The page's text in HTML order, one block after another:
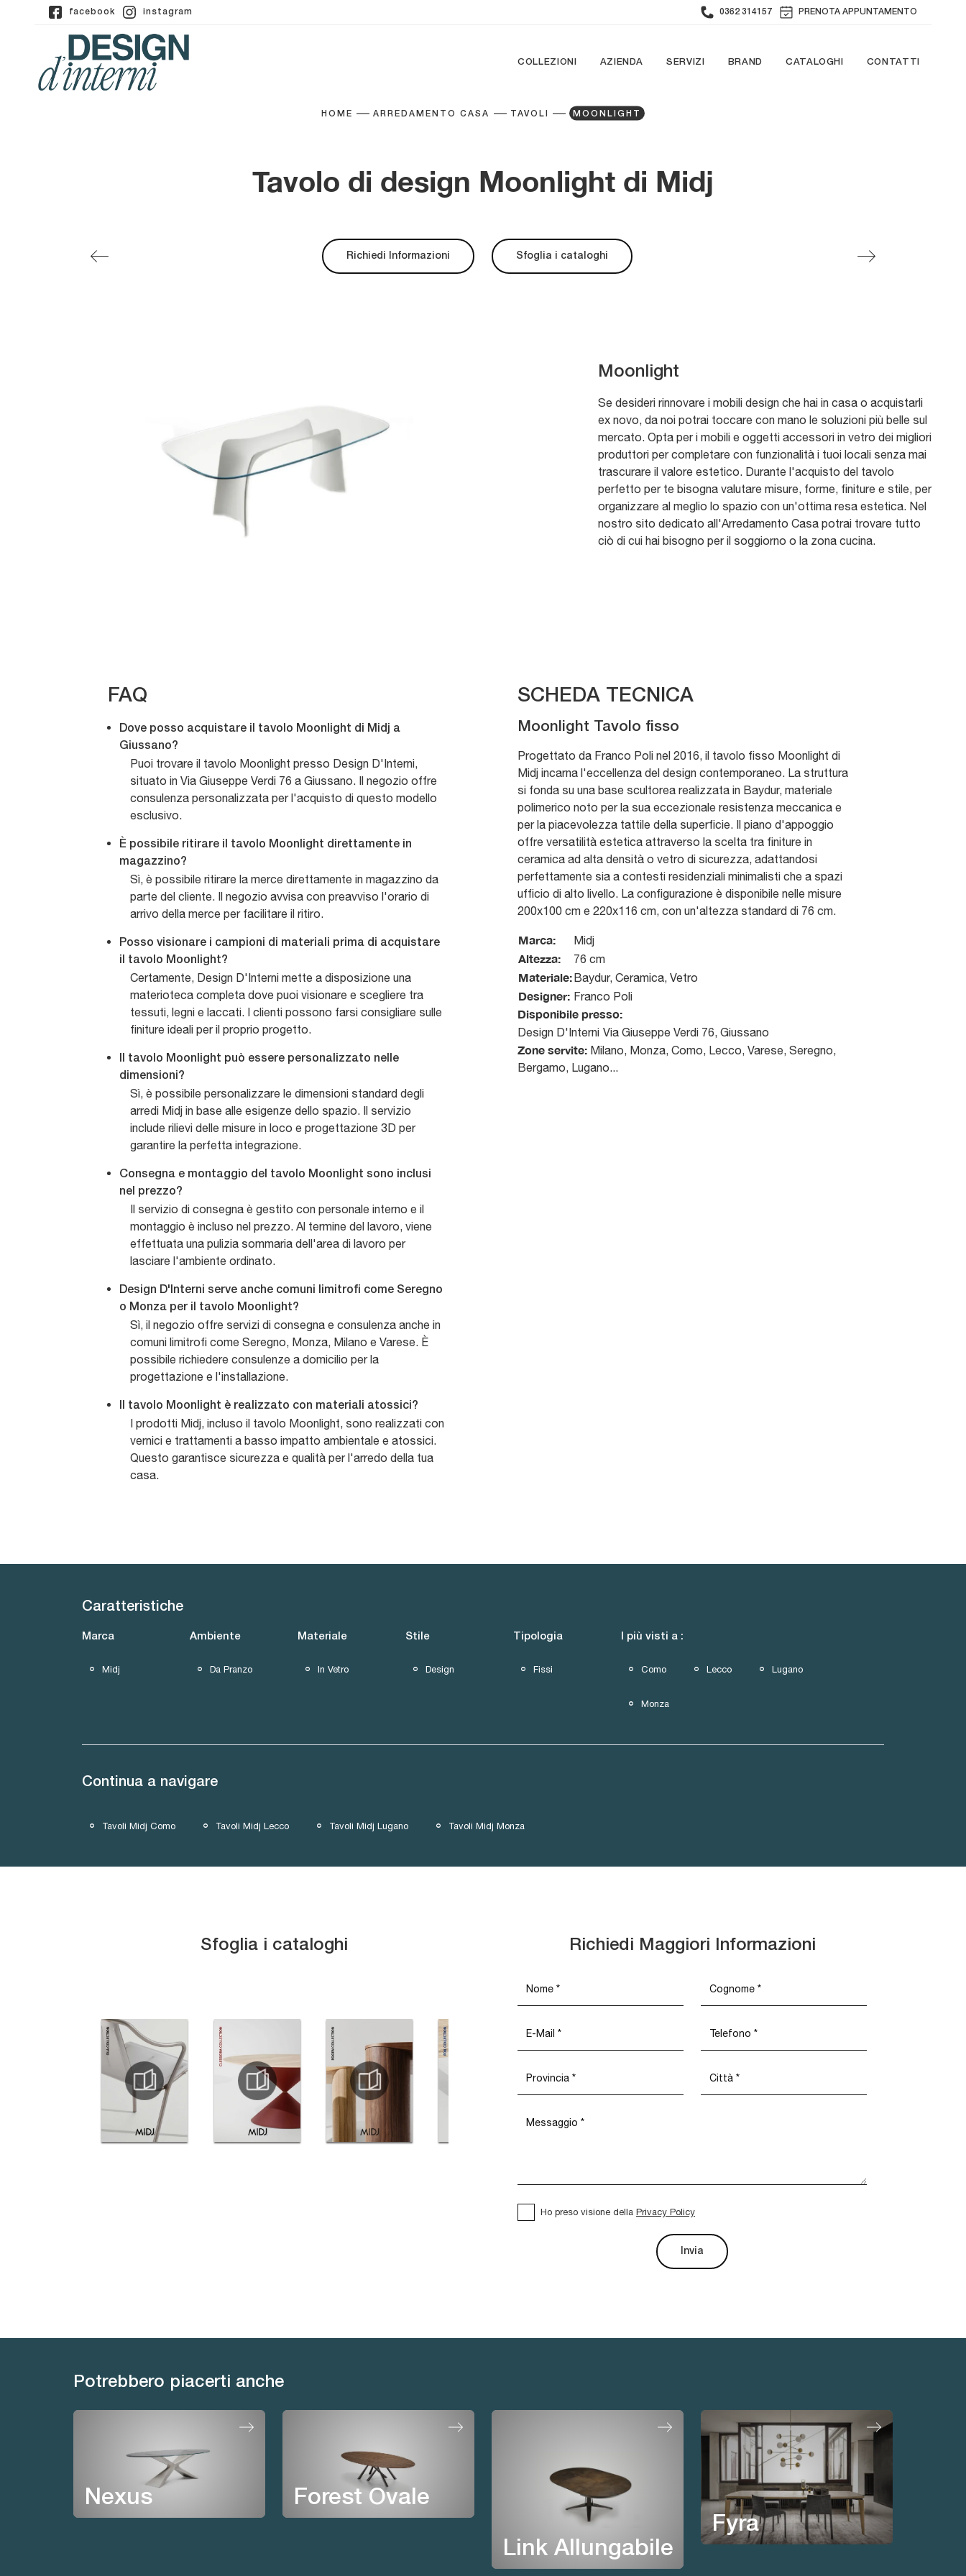
facebook instagram 0362 314157 PRENOTA APPUNTAMENTO
COLLEZIONI AZIENDA SERVIZI BRAND CATALOGHI CONTATTI
HOME ARREDAMENTO CASA TAVOLI MOONLIGHT
Tavolo di design Moonlight di Midj
Richiedi Informazioni Sfoglia i cataloghi
Moonlight
Se desideri rinnovare i mobili design che hai in casa o acquistarli
ex novo, da noi potrai toccare con mano le soluzioni più belle sul
mercato. Opta per i mobili e oggetti accessori in vetro dei migliori
produttori per completare con funzionalità i tuoi locali senza mai
trascurare il valore estetico. Durante l'acquisto del tavolo
perfetto per te bisogna valutare misure, forme, finiture e stile, per
organizzare al meglio lo spazio con un'ottima resa estetica. Nel
nostro sito dedicato all'Arredamento Casa potrai trovare tutto
ciò di cui hai bisogno per il soggiorno o la zona cucina.
FAQ
Dove posso acquistare il tavolo Moonlight di Midj a
Giussano?
Puoi trovare il tavolo Moonlight presso Design D'Interni,
situato in Via Giuseppe Verdi 76 a Giussano. Il negozio offre
consulenza personalizzata per l'acquisto di questo modello
esclusivo.
È possibile ritirare il tavolo Moonlight direttamente in
magazzino?
Sì, è possibile ritirare la merce direttamente in magazzino da
parte del cliente. Il negozio avvisa con preavviso l'orario di
arrivo della merce per facilitare il ritiro.
Posso visionare i campioni di materiali prima di acquistare
il tavolo Moonlight?
Certamente, Design D'Interni mette a disposizione una
materioteca completa dove puoi visionare e scegliere tra
tessuti, legni e laccati. I clienti possono farsi consigliare sulle
finiture ideali per il proprio progetto.
Il tavolo Moonlight può essere personalizzato nelle
dimensioni?
Sì, è possibile personalizzare le dimensioni standard degli
arredi Midj in base alle esigenze dello spazio. Il servizio
include rilievi delle misure in loco e progettazione 3D per
garantire la perfetta integrazione.
Consegna e montaggio del tavolo Moonlight sono inclusi
nel prezzo?
Il servizio di consegna è gestito con personale interno e il
montaggio è incluso nel prezzo. Al termine del lavoro, viene
effettuata una pulizia sommaria dell'area di lavoro per
lasciare l'ambiente ordinato.
Design D'Interni serve anche comuni limitrofi come Seregno
o Monza per il tavolo Moonlight?
Sì, il negozio offre servizi di consegna e consulenza anche in
comuni limitrofi come Seregno, Monza, Milano e Varese. È
possibile richiedere consulenze a domicilio per la
progettazione e l'installazione.
Il tavolo Moonlight è realizzato con materiali atossici?
I prodotti Midj, incluso il tavolo Moonlight, sono realizzati con
vernici e trattamenti a basso impatto ambientale e atossici.
Questo garantisce sicurezza e qualità per l'arredo della tua
casa.
SCHEDA TECNICA
Moonlight Tavolo fisso
Progettato da Franco Poli nel 2016, il tavolo fisso Moonlight di
Midj incarna l'eccellenza del design contemporaneo. La struttura
si fonda su una base scultorea realizzata in Baydur, materiale
polimerico noto per la sua eccezionale resistenza meccanica e
per la piacevolezza tattile della superficie. Il piano d'appoggio
offre versatilità estetica attraverso la scelta tra finiture in
ceramica ad alta densità o vetro di sicurezza, adattandosi
perfettamente sia a contesti residenziali minimalisti che a spazi
ufficio di alto livello. La configurazione è disponibile nelle misure
200x100 cm e 220x116 cm, con un'altezza standard di 76 cm.
Marca: Midj
Altezza: 76 cm
Materiale:Baydur, Ceramica, Vetro
Designer: Franco Poli
Disponibile presso:
Design D'Interni Via Giuseppe Verdi 76, Giussano
Zone servite: Milano, Monza, Como, Lecco, Varese, Seregno,
Bergamo, Lugano...
Caratteristiche
Marca
Midj
Ambiente
Da Pranzo
Materiale
In Vetro
Stile
Design
Tipologia
Fissi
I più visti a :
Como Lecco Lugano
Monza
Continua a navigare
Tavoli Midj Como Tavoli Midj Lecco Tavoli Midj Lugano Tavoli Midj Monza
Sfoglia i cataloghi Richiedi Maggiori Informazioni
Ho preso visione della Privacy Policy
Invia
Potrebbero piacerti anche
Nexus Forest Ovale
Link Allungabile
Fyra